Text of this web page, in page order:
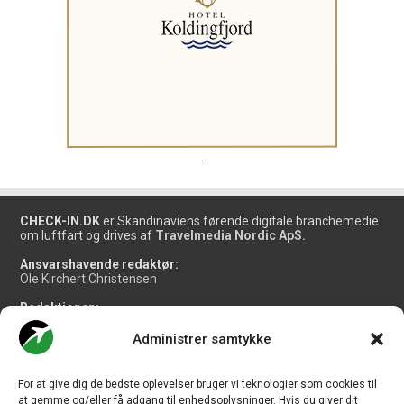
Administrer samtykke
For at give dig de bedste oplevelser bruger vi teknologier som cookies til
at gemme og/eller få adgang til enhedsoplysninger. Hvis du giver dit
CHECK-IN.DK er Skandinaviens førende digitale branchemedie
om luftfart og drives af Travelmedia Nordic ApS.
Ansvarshavende redaktør:
Ole Kirchert Christensen
Redaktionen:
Christian Granhøj Skouboe
Henrik Baumgarten
Danny Longhi Andreasen
Salg og jobannoncer: